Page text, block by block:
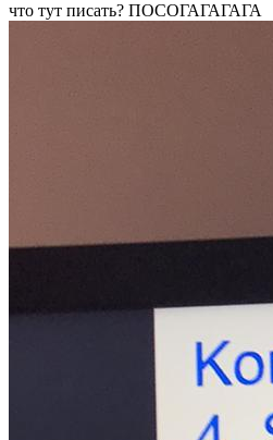
что тут писать? ПОСОГАГАГАГА